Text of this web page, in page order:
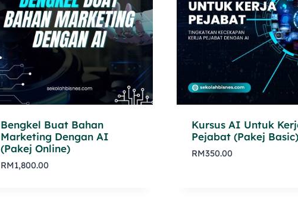
Bengkel Buat Bahan
Marketing Dengan AI
(Pakej Online)
RM1,800.00
Kursus AI Untuk
Pejabat (Pakej Basic)
RM350.00